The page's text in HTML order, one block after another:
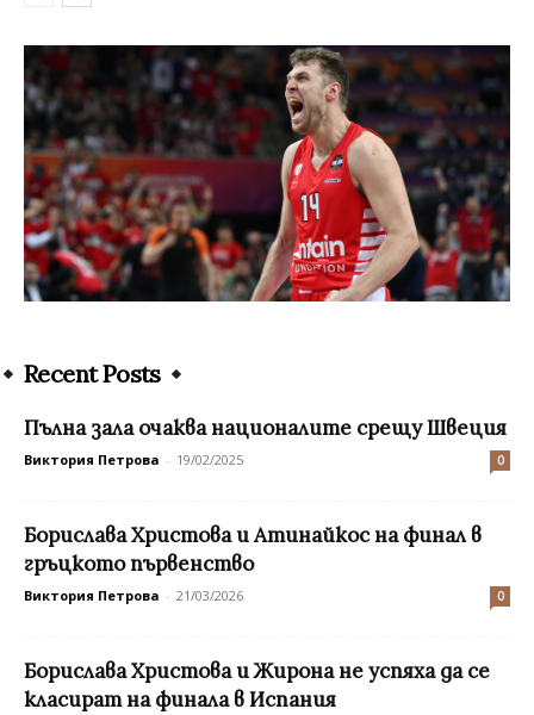
Recent Posts
Пълна зала очаква националите срещу Швеция
Виктория Петрова - 19/02/2025 0
Борислава Христова и Атинайкос на финал в
гръцкото първенство
Виктория Петрова - 21/03/2026 0
Борислава Христова и Жирона не успяха да се
класират на финала в Испания